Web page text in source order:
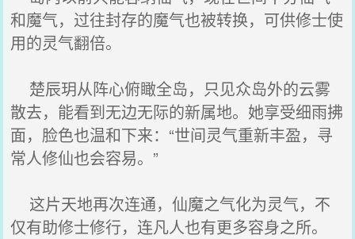
和魔气，过往封存的魔气也被转换，可供修士使
用的灵气翻倍。
楚辰玥从阵心俯瞰全岛，只见众岛外的云雾
散去，能看到无边无际的新属地。她享受细雨拂
面，脸色也温和下来：“世间灵气重新丰盈，寻
常人修仙也会容易。”
这片天地再次连通，仙魔之气化为灵气，不
仅有助修士修行，连凡人也有更多容身之所。